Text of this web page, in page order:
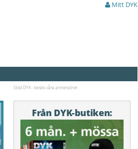
Mitt DYK
Stöd DYK - besök våra annonsörer:
Från DYK-butiken: